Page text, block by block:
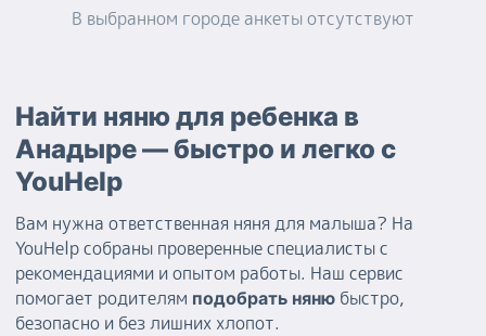
В выбранном городе анкеты отсутствуют
Найти няню для ребенка в
Анадыре — быстро и легко с
YouHelp
Вам нужна ответственная няня для малыша? На
YouHelp собраны проверенные специалисты с
рекомендациями и опытом работы. Наш сервис
помогает родителям подобрать няню быстро,
безопасно и без лишних хлопот.